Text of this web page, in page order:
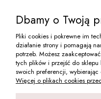
lub
Dbamy o Twoją
Pliki cookies i pokrewne im
działanie strony i pomagają
potrzeb. Możesz
tych plików i przejść do
swoich preferencji,
Więcej o plikach cookies